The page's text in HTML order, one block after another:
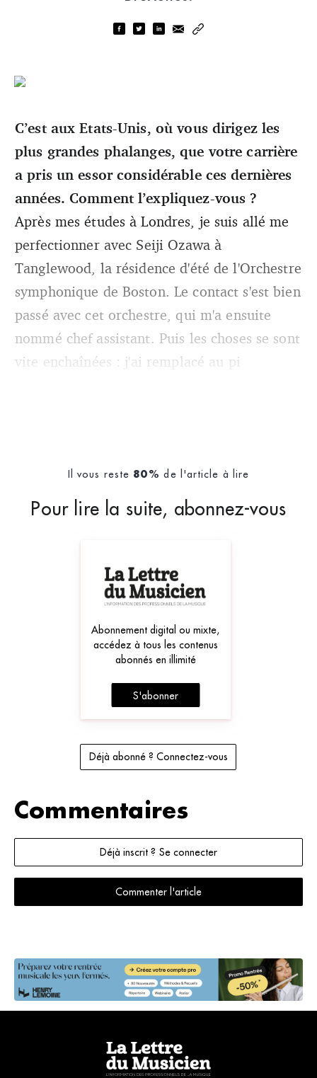
C’est aux Etats-Unis, où vous dirigez les
plus grandes phalanges, que votre carrière
a pris un essor considérable ces dernières
années. Comment l’expliquez-vous ?
Après mes études à Londres, je suis allé me
perfectionner avec Seiji Ozawa à
Tanglewood, la résidence d'été de l'Orchestre
symphonique de Boston. Le contact s'est bien
passé avec cet orchestre, qui m'a ensuite
nommé chef assistant. Puis les choses se sont
vite enchaînées : j'ai remplacé au pi
Il vous reste 80% de l'article à lire
Pour lire la suite, abonnez-vous
Abonnement digital ou mixte,
accédez à tous les contenus
abonnés en illimité
S'abonner
Déjà abonné ? Connectez-vous
Commentaires
Déjà inscrit ? Se connecter
Commenter l'article